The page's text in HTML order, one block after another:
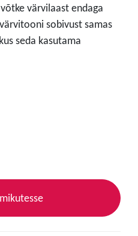
värvilaast endaga
sobivust samas
seda kasutama